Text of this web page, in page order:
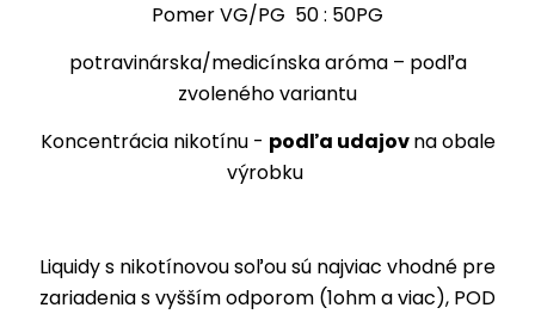
Pomer VG/PG 50 : 50PG
potravinárska/medicínska aróma – podľa
zvoleného variantu
Koncentrácia nikotínu - podľa udajovna obale
výrobku
Liquidy s nikotínovou soľou sú najviac vhodné pre
zariadenia s vyšším odporom (1ohm a viac), POD